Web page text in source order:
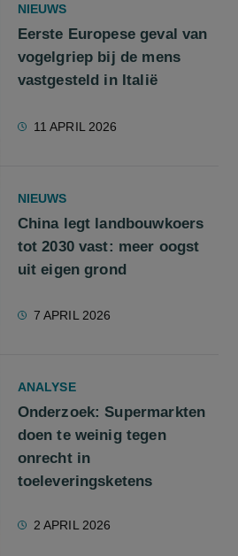
NIEUWS
Eerste Europese geval van
vogelgriep bij de mens
vastgesteld in Italië
11 APRIL 2026
NIEUWS
China legt landbouwkoers
tot 2030 vast: meer oogst
uit eigen grond
7 APRIL 2026
ANALYSE
Onderzoek: Supermarkten
doen te weinig tegen
onrecht in
toeleveringsketens
2 APRIL 2026